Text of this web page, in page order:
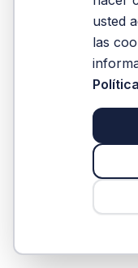
usted
las